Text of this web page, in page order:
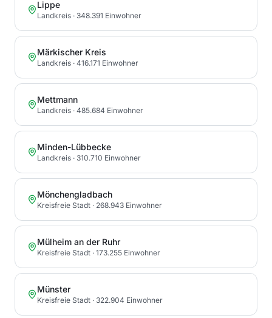
Lippe
Landkreis · 348.391 Einwohner
Märkischer Kreis
Landkreis · 416.171 Einwohner
Mettmann
Landkreis · 485.684 Einwohner
Minden-Lübbecke
Landkreis · 310.710 Einwohner
Mönchengladbach
Kreisfreie Stadt · 268.943 Einwohner
Mülheim an der Ruhr
Kreisfreie Stadt · 173.255 Einwohner
Münster
Kreisfreie Stadt · 322.904 Einwohner